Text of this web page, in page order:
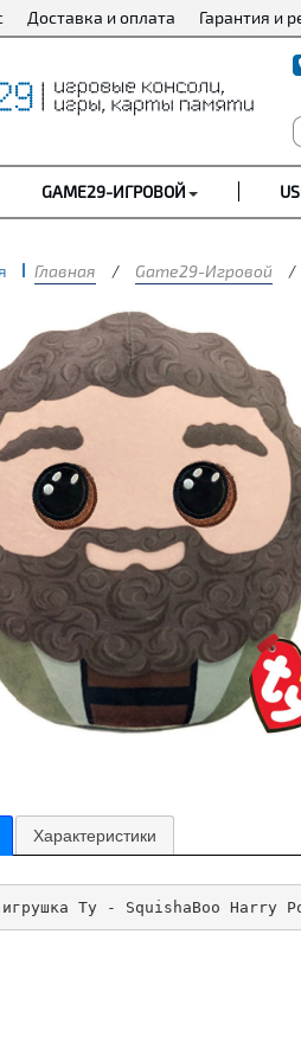
Доставка и оплата Гарантия и
GAME29-ИГРОВОЙ
Главная / Game29-Игровой /
Характеристики
игрушка Ty - SquishaBoo Harry